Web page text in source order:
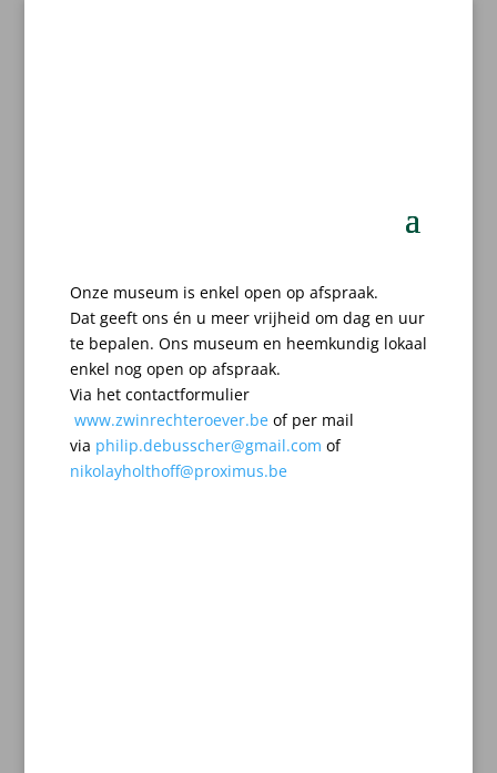
Onze museum is enkel open op afspraak.
Dat geeft ons én u meer vrijheid om dag en uur
te bepalen. Ons museum en heemkundig lokaal
enkel nog open op afspraak.
Via het contactformulier
www.zwinrechteroever.be of per mail
via philip.debusscher@gmail.com of
nikolayholthoff@proximus.be